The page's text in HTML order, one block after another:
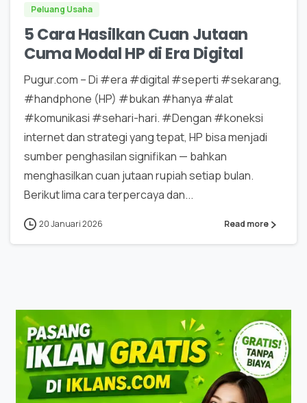
Peluang Usaha
5 Cara Hasilkan Cuan Jutaan
Cuma Modal HP di Era Digital
Pugur.com – Di #era #digital #seperti #sekarang,
#handphone (HP) #bukan #hanya #alat
#komunikasi #sehari-hari. #Dengan #koneksi
internet dan strategi yang tepat, HP bisa menjadi
sumber penghasilan signifikan — bahkan
menghasilkan cuan jutaan rupiah setiap bulan.
Berikut lima cara terpercaya dan...
20 Januari 2026 Read more